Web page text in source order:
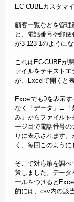
EC-CUBEカスタマ
顧客一覧などを管理
と、電話番号や郵
が3-123-1のようにな
これはEC-CUBEが
ァイルをテキスト
が、Excelで開くと
Excelでも0を表示
なく「データ」→「
み」からファイルを
ージ目で電話番号
りに表示されます
く、毎回このように
そこで対応策を調
策しました。データ
ールをつけると
的には、csv内の該